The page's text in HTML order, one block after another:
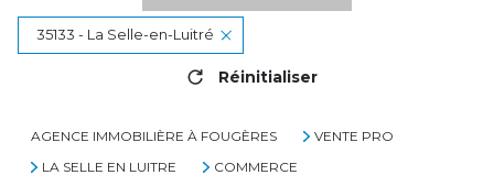
35133 - La Selle-en-Luitré
Réinitialiser
AGENCE IMMOBILIÈRE À FOUGÈRES
VENTE PRO
LA SELLE EN LUITRE
COMMERCE